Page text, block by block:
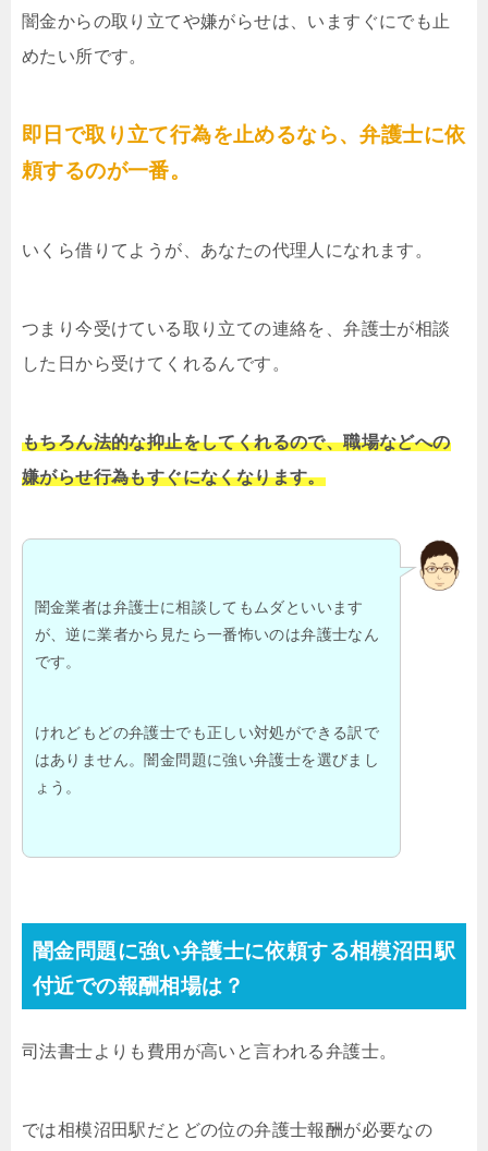
闇金からの取り立てや嫌がらせは、いますぐにでも止
めたい所です。
即日で取り立て行為を止めるなら、弁護士に依
頼するのが一番。
いくら借りてようが、あなたの代理人になれます。
つまり今受けている取り立ての連絡を、弁護士が相談
した日から受けてくれるんです。
もちろん法的な抑止をしてくれるので、職場などへの
嫌がらせ行為もすぐになくなります。
闇金業者は弁護士に相談してもムダといいます
が、逆に業者から見たら一番怖いのは弁護士なん
です。
けれどもどの弁護士でも正しい対処ができる訳で
はありません。闇金問題に強い弁護士を選びまし
ょう。
闇金問題に強い弁護士に依頼する相模沼田駅
付近での報酬相場は？
司法書士よりも費用が高いと言われる弁護士。
では相模沼田駅だとどの位の弁護士報酬が必要なの